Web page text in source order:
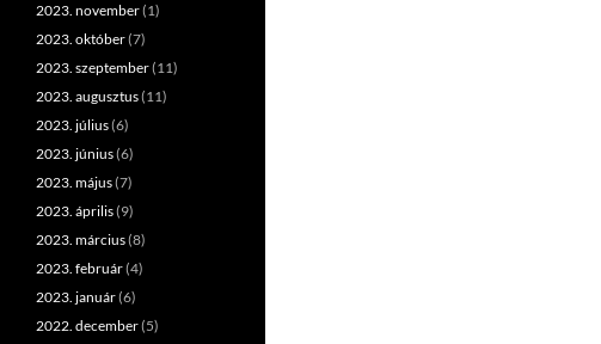
2023. november(1)
2023. október(7)
2023. szeptember(11)
2023. augusztus(11)
2023. július(6)
2023. június(6)
2023. május(7)
2023. április(9)
2023. március(8)
2023. február(4)
2023. január(6)
2022. december(5)